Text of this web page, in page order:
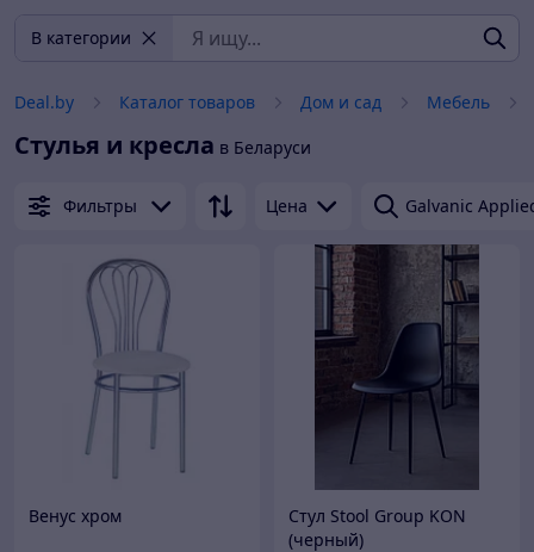
В категории
Deal.by Каталог товаров Дом и сад Мебель
Стулья и кресла в Беларуси
Фильтры Цена Galvanic
Венус хром
Стул Stool Group KON
(черный)